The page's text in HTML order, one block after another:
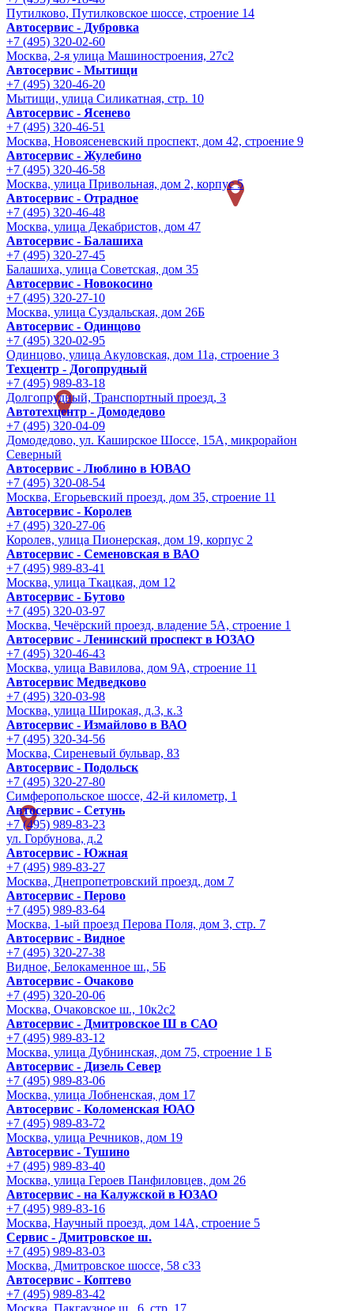
Путилково, Путилковское шоссе, строение 14
Автосервис - Дубровка
+7 (495) 320-02-60
Москва, 2-я улица Машиностроения, 27с2
Автосервис - Мытищи
+7 (495) 320-46-20
Мытищи, улица Силикатная, стр. 10
Автосервис - Ясенево
+7 (495) 320-46-51
Москва, Новоясеневский проспект, дом 42, строение 9
Автосервис - Жулебино
+7 (495) 320-46-58
Москва, улица Привольная, дом 2, корпус 5
Автосервис - Отрадное
+7 (495) 320-46-48
Москва, улица Декабристов, дом 47
Автосервис - Балашиха
+7 (495) 320-27-45
Балашиха, улица Советская, дом 35
Автосервис - Новокосино
+7 (495) 320-27-10
Москва, улица Суздальская, дом 26Б
Автосервис - Одинцово
+7 (495) 320-02-95
Одинцово, улица Акуловская, дом 11а, строение 3
Техцентр - Догопрудный
+7 (495) 989-83-18
Долгопрудный, Транспортный проезд, 3
Автотехцентр - Домодедово
+7 (495) 320-04-09
Домодедово, ул. Каширское Шоссе, 15А, микрорайон
Северный
Автосервис - Люблино в ЮВАО
+7 (495) 320-08-54
Москва, Егорьевский проезд, дом 35, строение 11
Автосервис - Королев
+7 (495) 320-27-06
Королев, улица Пионерская, дом 19, корпус 2
Автосервис - Семеновская в ВАО
+7 (495) 989-83-41
Москва, улица Ткацкая, дом 12
Автосервис - Бутово
+7 (495) 320-03-97
Москва, Чечёрский проезд, владение 5А, строение 1
Автосервис - Ленинский проспект в ЮЗАО
+7 (495) 320-46-43
Москва, улица Вавилова, дом 9A, строение 11
Автосервис Медведково
+7 (495) 320-03-98
Москва, улица Широкая, д.3, к.3
Автосервис - Измайлово в ВАО
+7 (495) 320-34-56
Москва, Сиреневый бульвар, 83
Автосервис - Подольск
+7 (495) 320-27-80
Симферопольское шоссе, 42-й километр, 1
Автосервис - Сетунь
+7 (495) 989-83-23
ул. Горбунова, д.2
Автосервис - Южная
+7 (495) 989-83-27
Москва, Днепропетровский проезд, дом 7
Автосервис - Перово
+7 (495) 989-83-64
Москва, 1-ый проезд Перова Поля, дом 3, стр. 7
Автосервис - Видное
+7 (495) 320-27-38
Видное, Белокаменное ш., 5Б
Автосервис - Очаково
+7 (495) 320-20-06
Москва, Очаковское ш., 10к2с2
Автосервис - Дмитровское Ш в САО
+7 (495) 989-83-12
Москва, улица Дубнинская, дом 75, строение 1 Б
Автосервис - Дизель Север
+7 (495) 989-83-06
Москва, улица Лобненская, дом 17
Автосервис - Коломенская ЮАО
+7 (495) 989-83-72
Москва, улица Речников, дом 19
Автосервис - Тушино
+7 (495) 989-83-40
Москва, улица Героев Панфиловцев, дом 26
Автосервис - на Калужской в ЮЗАО
+7 (495) 989-83-16
Москва, Научный проезд, дом 14А, строение 5
Сервис - Дмитровское ш.
+7 (495) 989-83-03
Москва, Дмитровское шоссе, 58 с33
Автосервис - Коптево
+7 (495) 989-83-42